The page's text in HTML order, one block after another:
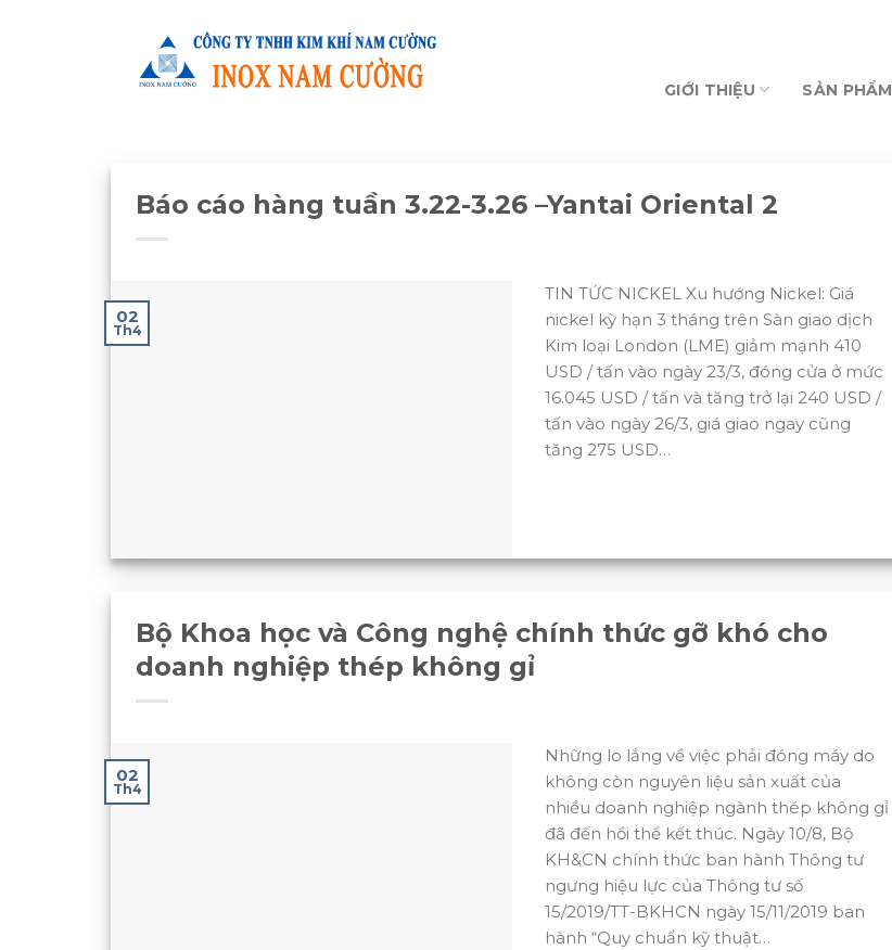
GIỚI THIỆU SẢN PHẨM
Báo cáo hàng tuần 3.22-3.26 –Yantai Oriental 2
02
Th4
TIN TỨC NICKEL Xu hướng Nickel: Giá
nickel kỳ hạn 3 tháng trên Sàn giao dịch
Kim loại London (LME) giảm mạnh 410
USD / tấn vào ngày 23/3, đóng cửa ở mức
16.045 USD / tấn và tăng trở lại 240 USD /
tấn vào ngày 26/3, giá giao ngay cũng
tăng 275 USD…
Bộ Khoa học và Công nghệ chính thức gỡ khó cho
doanh nghiệp thép không gỉ
02
Th4
Những lo lắng về việc phải đóng máy do
không còn nguyên liệu sản xuất của
nhiều doanh nghiệp ngành thép không gỉ
đã đến hồi thể kết thúc. Ngày 10/8, Bộ
KH&CN chính thức ban hành Thông tư
ngưng hiệu lực của Thông tư số
15/2019/TT-BKHCN ngày 15/11/2019 ban
hành “Quy chuẩn kỹ thuật…